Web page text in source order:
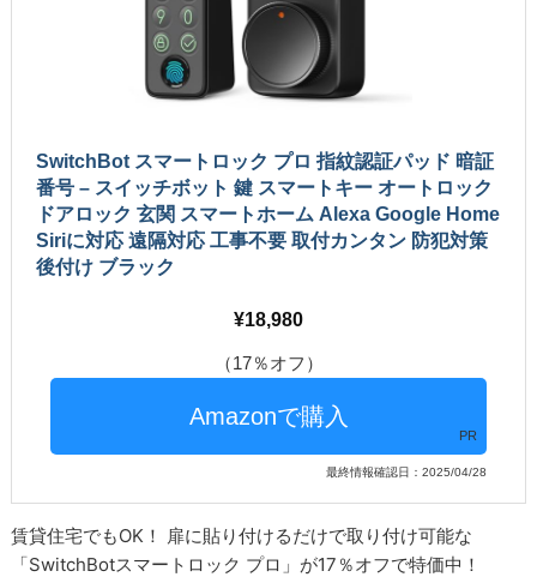
SwitchBot スマートロック プロ 指紋認証パッド 暗証
番号 – スイッチボット 鍵 スマートキー オートロック
ドアロック 玄関 スマートホーム Alexa Google Home
Siriに対応 遠隔対応 工事不要 取付カンタン 防犯対策
後付け ブラック
18,980
（17％オフ）
PR
最終情報確認日：2025/04/28
賃貸住宅でもOK！ 扉に貼り付けるだけで取り付け可能な
「SwitchBotスマートロック プロ」が17％オフで特価中！